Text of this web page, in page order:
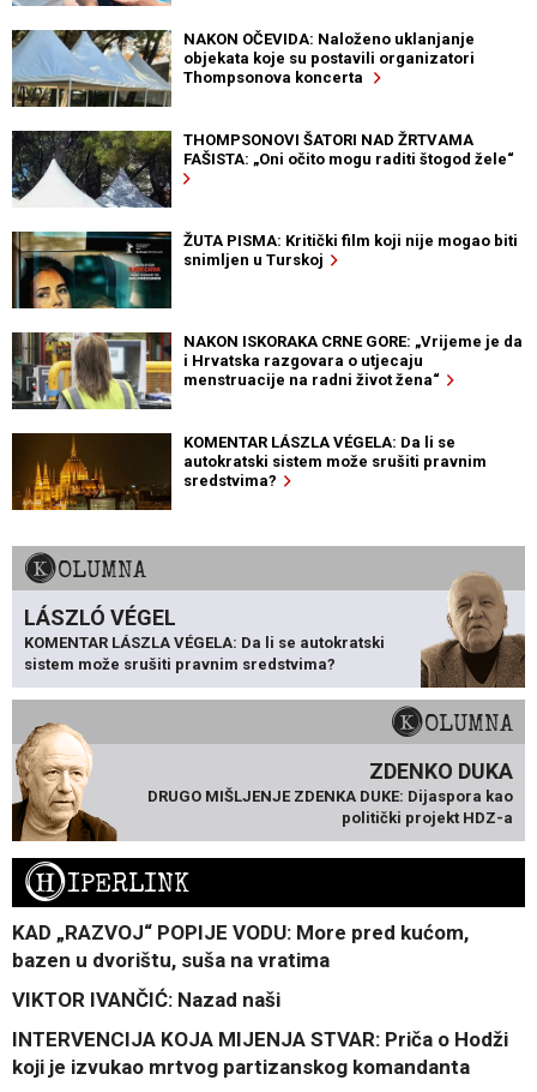
NAKON OČEVIDA: Naloženo uklanjanje
objekata koje su postavili organizatori
Thompsonova koncerta
THOMPSONOVI ŠATORI NAD ŽRTVAMA
FAŠISTA: „Oni očito mogu raditi štogod žele“
ŽUTA PISMA: Kritički film koji nije mogao biti
snimljen u Turskoj
NAKON ISKORAKA CRNE GORE: „Vrijeme je da
i Hrvatska razgovara o utjecaju
menstruacije na radni život žena“
KOMENTAR LÁSZLA VÉGELA: Da li se
autokratski sistem može srušiti pravnim
sredstvima?
KOLUMNA
LÁSZLÓ VÉGEL
KOMENTAR LÁSZLA VÉGELA: Da li se autokratski
sistem može srušiti pravnim sredstvima?
KOLUMNA
ZDENKO DUKA
DRUGO MIŠLJENJE ZDENKA DUKE: Dijaspora kao
politički projekt HDZ-a
HIPERLINK
KAD „RAZVOJ“ POPIJE VODU: More pred kućom,
bazen u dvorištu, suša na vratima
VIKTOR IVANČIĆ: Nazad naši
INTERVENCIJA KOJA MIJENJA STVAR: Priča o Hodži
koji je izvukao mrtvog partizanskog komandanta